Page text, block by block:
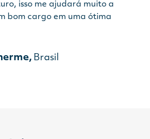
isso me ajudará muito a
bom cargo em uma ótima
Brasil